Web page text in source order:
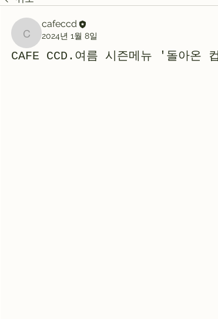
cafeccd
cafeccd
2024년 1월 8일
CAFE CCD.여름 시즌메뉴 '돌아온